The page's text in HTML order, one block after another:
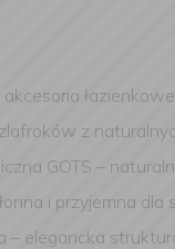
z
GOTS –
i przyjemna dla
– elegancka